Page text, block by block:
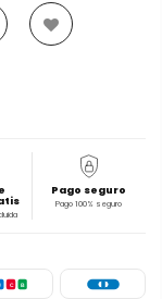
Pago seguro
Pago 100% seguro
J C B